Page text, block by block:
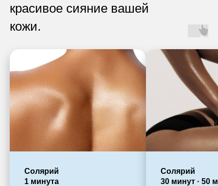
красивое сияние вашей
кожи.
Солярий
1 минута
Солярий
30 минут · 50